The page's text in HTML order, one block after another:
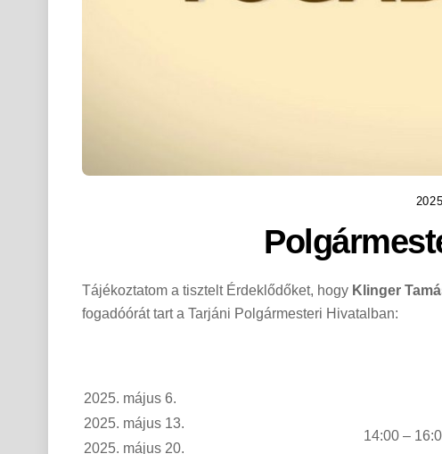
Tájékoztatom a tisztelt Érdeklődőket, hogy Klinger
fogadóórát tart a Tarjáni Polgármesteri Hivatalban:
2025. május 6.
14:00 –
2025. május 13.
2025. május 20.